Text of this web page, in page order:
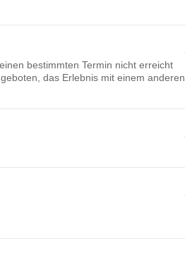
bestimmten Termin nicht erreicht
das Erlebnis mit einem anderen